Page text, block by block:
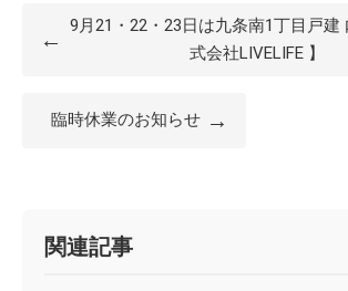
←
9月21・22・23日は九条南1丁目戸建
式会社LIVELIFE 】
臨時休業のお知らせ →
関連記事